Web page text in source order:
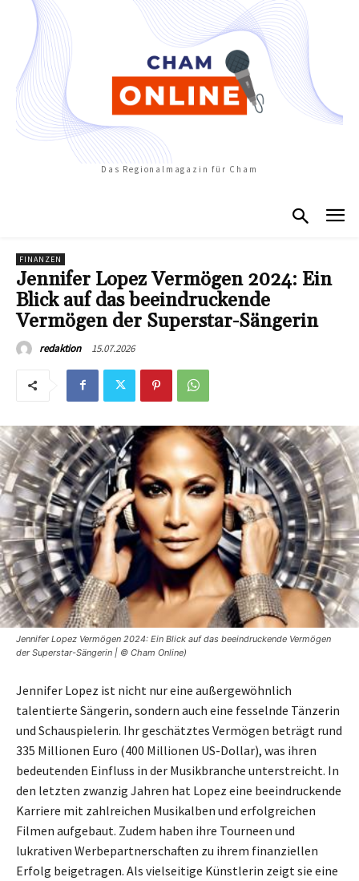
Das Regionalmagazin für Cham
FINANZEN
Jennifer Lopez Vermögen 2024: Ein
Blick auf das beeindruckende
Vermögen der Superstar-Sängerin
redaktion 15.07.2026
Jennifer Lopez Vermögen 2024: Ein Blick auf das beeindruckende Vermögen
der Superstar-Sängerin | © Cham Online)
Jennifer Lopez ist nicht nur eine außergewöhnlich
talentierte Sängerin, sondern auch eine fesselnde Tänzerin
und Schauspielerin. Ihr geschätztes Vermögen beträgt rund
335 Millionen Euro (400 Millionen US-Dollar), was ihren
bedeutenden Einfluss in der Musikbranche unterstreicht. In
den letzten zwanzig Jahren hat Lopez eine beeindruckende
Karriere mit zahlreichen Musikalben und erfolgreichen
Filmen aufgebaut. Zudem haben ihre Tourneen und
lukrativen Werbepartnerschaften zu ihrem finanziellen
Erfolg beigetragen. Als vielseitige Künstlerin zeigt sie eine